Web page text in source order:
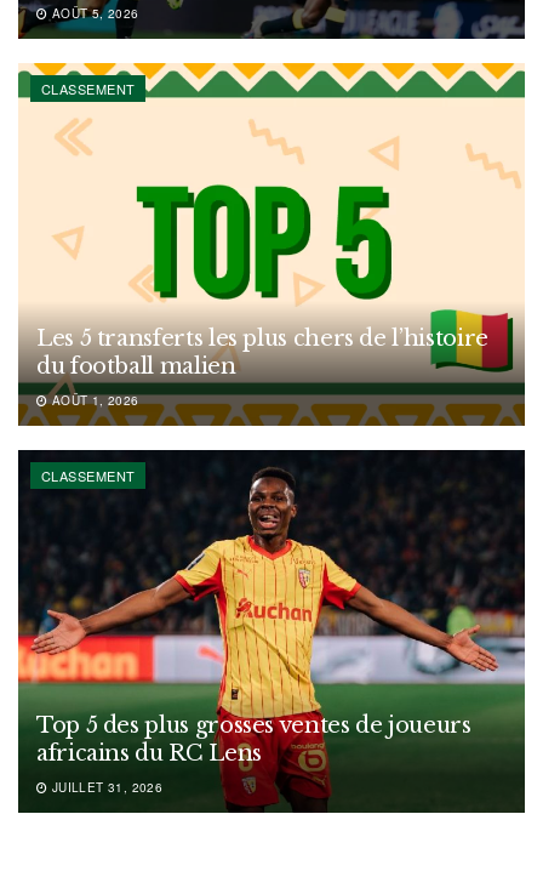
AOÛT 5, 2026
CLASSEMENT
Les 5 transferts les plus chers de l’histoire
du football malien
AOÛT 1, 2026
CLASSEMENT
Top 5 des plus grosses ventes de joueurs
africains du RC Lens
JUILLET 31, 2026